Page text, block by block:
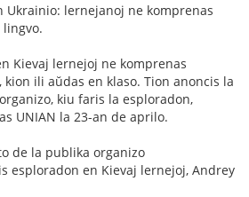
Ukrainio: lernejanoj ne komprenas
Kievaj lernejoj ne komprenas
ili aŭdas en klaso. Tion anoncis la
kiu faris la esploradon,
UNIAN la 23-an de aprilo.
de la publika organizo
esploradon en Kievaj lernejoj, Andrey